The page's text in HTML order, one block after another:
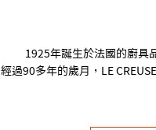
1925年誕生於法國的廚具
經過90多年的歲月，LE